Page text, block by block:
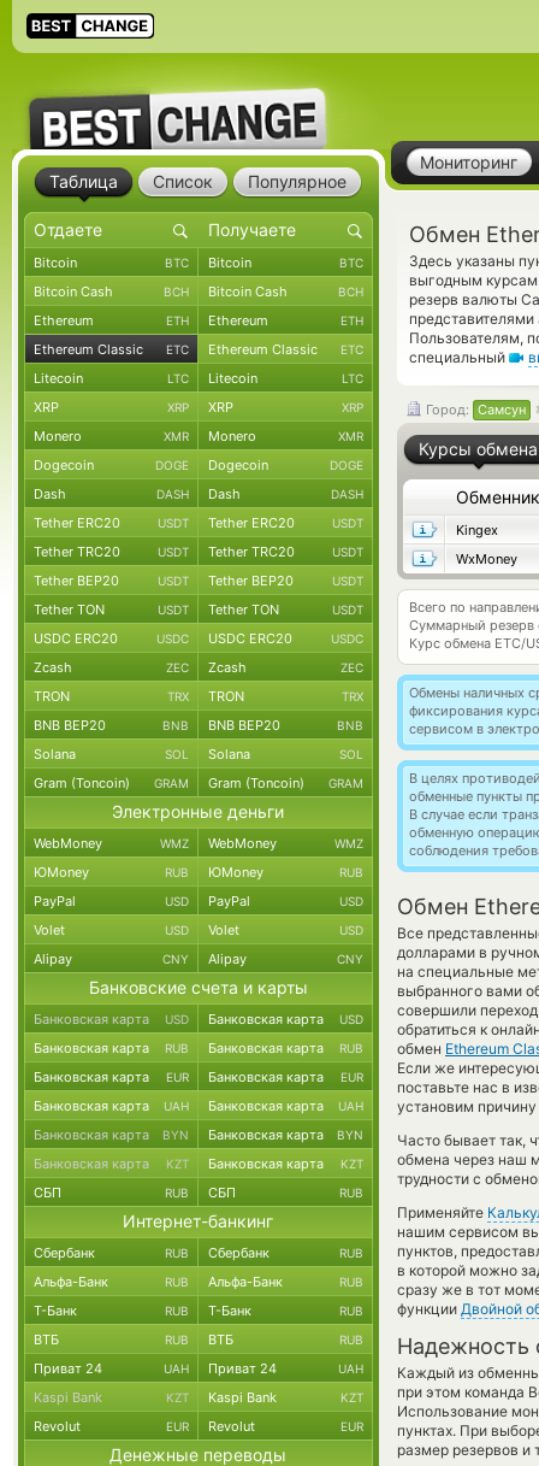
Мониторинг
Обмен
Здесь указаны
выгодным
резерв валюты
Пользователям,
специальный
Город: Самсун
Курсы обмена
Обменник
Kingex
WxMoney
Всего по
Суммарный резерв
Курс обмена ETC/
Обмены наличных
фиксирования
сервисом в
В целях
обменные пункты
В случае если
обменную
соблюдения
Обмен
Все
долларами в
на специальные
выбранного вами
совершили
обратиться к
обмен Ethereum
Если же
поставьте нас в
установим
Часто бывает так,
обмена через наш
трудности с
Применяйте
нашим сервисом
пунктов,
в которой можно
сразу же в тот
функции Двойной
Надежность
Каждый из
при этом команда
Использование
пунктах. При
размер резервов и
Таблица Список Популярное
Bitcoin BTC Bitcoin BTC
Bitcoin Cash BCH Bitcoin Cash BCH
Ethereum ETH Ethereum ETH
Ethereum Classic ETC Ethereum Classic ETC
Litecoin LTC Litecoin LTC
XRP XRP XRP XRP
Monero XMR Monero XMR
Dogecoin DOGE Dogecoin DOGE
Dash DASH Dash DASH
Tether ERC20 USDT Tether ERC20 USDT
Tether TRC20 USDT Tether TRC20 USDT
Tether BEP20 USDT Tether BEP20 USDT
Tether TON USDT Tether TON USDT
USDC ERC20 USDC USDC ERC20 USDC
Zcash ZEC Zcash ZEC
TRON TRX TRON TRX
BNB BEP20 BNB BNB BEP20 BNB
Solana SOL Solana SOL
Gram (Toncoin) GRAM Gram (Toncoin) GRAM
Электронные деньги
WebMoney WMZ WebMoney WMZ
ЮMoney RUB ЮMoney RUB
PayPal USD PayPal USD
Volet USD Volet USD
Alipay CNY Alipay CNY
Банковские счета и карты
Банковская карта USD Банковская карта USD
Банковская карта RUB Банковская карта RUB
Банковская карта EUR Банковская карта EUR
Банковская карта UAH Банковская карта UAH
Банковская карта BYN Банковская карта BYN
Банковская карта KZT Банковская карта KZT
СБП RUB СБП RUB
Интернет-банкинг
Сбербанк RUB Сбербанк RUB
Альфа-Банк RUB Альфа-Банк RUB
Т-Банк RUB Т-Банк RUB
ВТБ RUB ВТБ RUB
Приват 24 UAH Приват 24 UAH
Kaspi Bank KZT Kaspi Bank KZT
Revolut EUR Revolut EUR
Денежные переводы